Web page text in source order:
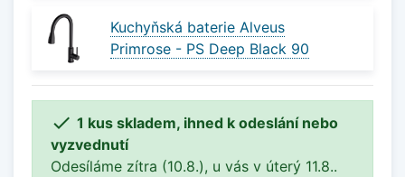
Kuchyňská baterie Alveus
Primrose - PS Deep Black 90
 1 kus skladem, ihned k odeslání nebo
vyzvednutí
Odesíláme zítra (10.8.), u vás v úterý 11.8..